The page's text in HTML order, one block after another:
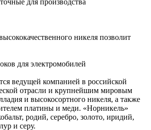
для производства
никеля позволит
для электромобилей
ведущей компанией в российской
отрасли и крупнейшим мировым
и высокосортного никеля, а также
платины и меди. «Норникель»
родий, серебро, золото, иридий,
и серу.